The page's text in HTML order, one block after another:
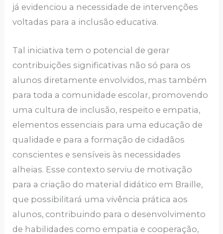
já evidenciou a necessidade de intervenções
voltadas para a inclusão educativa.
Tal iniciativa tem o potencial de gerar
contribuições significativas não só para os
alunos diretamente envolvidos, mas também
para toda a comunidade escolar, promovendo
uma cultura de inclusão, respeito e empatia,
elementos essenciais para uma educação de
qualidade e para a formação de cidadãos
conscientes e sensíveis às necessidades
alheias. Esse contexto serviu de motivação
para a criação do material didático em Braille,
que possibilitará uma vivência prática aos
alunos, contribuindo para o desenvolvimento
de habilidades como empatia e cooperação,